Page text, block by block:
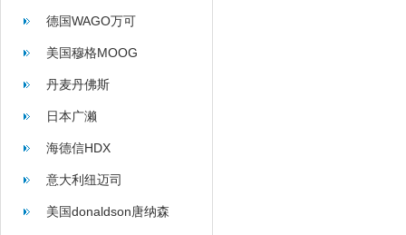
德国WAGO万可
美国穆格MOOG
丹麦丹佛斯
日本广濑
海德信HDX
意大利纽迈司
美国donaldson唐纳森